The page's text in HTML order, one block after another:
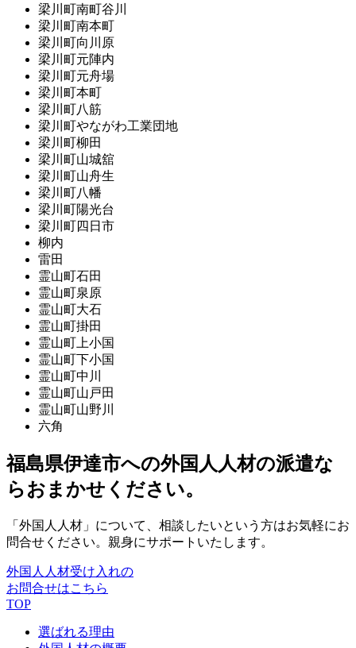
梁川町南町谷川
梁川町南本町
梁川町向川原
梁川町元陣内
梁川町元舟場
梁川町本町
梁川町八筋
梁川町やながわ工業団地
梁川町柳田
梁川町山城舘
梁川町山舟生
梁川町八幡
梁川町陽光台
梁川町四日市
柳内
雷田
霊山町石田
霊山町泉原
霊山町大石
霊山町掛田
霊山町上小国
霊山町下小国
霊山町中川
霊山町山戸田
霊山町山野川
六角
福島県伊達市への外国人人材の派遣な
らおまかせください。
「外国人人材」について、相談したいという方はお気軽にお
問合せください。親身にサポートいたします。
外国人人材受け入れの
お問合せはこちら
TOP
選ばれる理由